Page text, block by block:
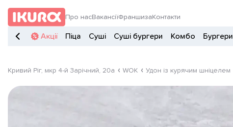
Про насВакансіїФраншиза Контакти
Акції Піца Суші Суші бургери Комбо Бургери
Кривий Ріг, мкр 4-й Зарічний, 20а WOK Удон із курячим шніцелем